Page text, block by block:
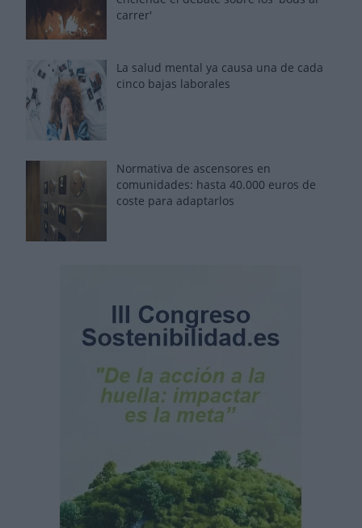
carrer'
La salud mental ya causa una de cada
cinco bajas laborales
Normativa de ascensores en
comunidades: hasta 40.000 euros de
coste para adaptarlos